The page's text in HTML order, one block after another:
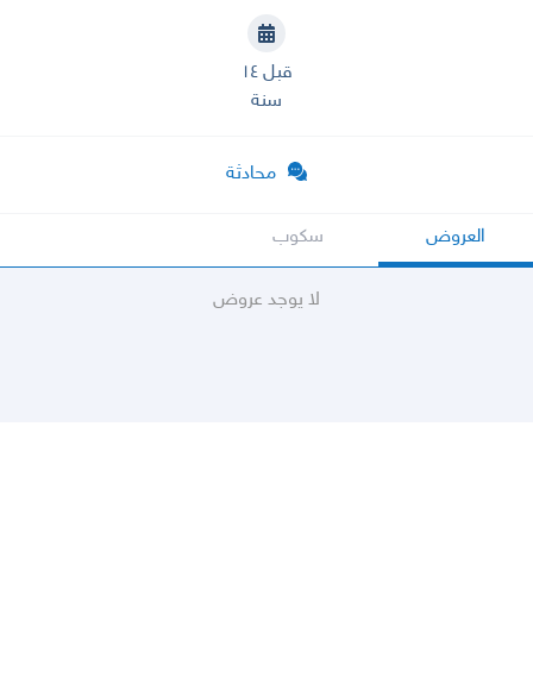
قبل ١٤
سنة
محادثة
العروض سكوب
لا يوجد عروض